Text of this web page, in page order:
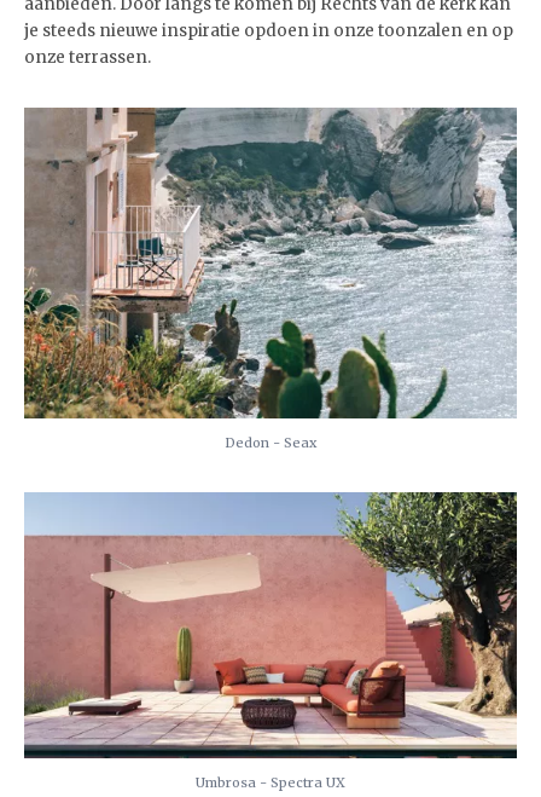
aanbieden. Door langs te komen bij Rechts van de kerk kan
je steeds nieuwe inspiratie opdoen in onze toonzalen en op
onze terrassen.
Dedon - Seax
Umbrosa - Spectra UX